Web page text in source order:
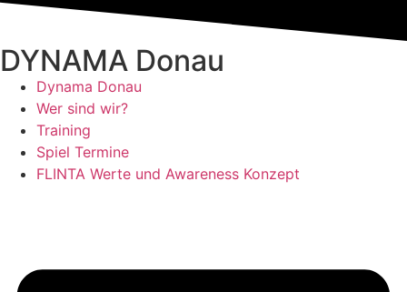
DYNAMA Donau
Dynama Donau
Wer sind wir?
Training
Spiel Termine
FLINTA Werte und Awareness Konzept